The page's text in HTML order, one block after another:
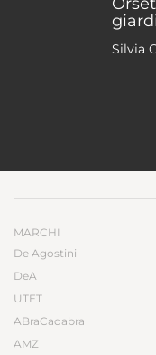
Silvia
MARCHI
De Agostini
DeA
UTET
ABraCadabra
AMZ